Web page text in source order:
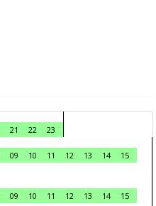
21 22
23
09 10 11 12 13 14
15
09 10 11 12 13 14
15